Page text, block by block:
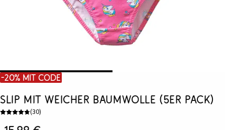
-20% mit Code
Slip mit weicher Baumwolle (5er Pack)
(30)